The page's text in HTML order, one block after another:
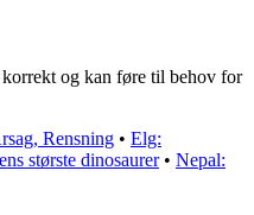
korrekt og kan føre til behov for
Rensning • Elg:
største dinosaurer• Nepal: